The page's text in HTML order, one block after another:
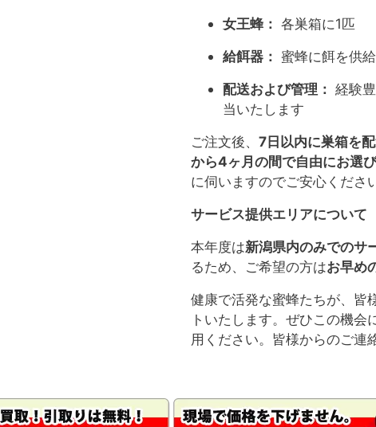
女王蜂： 各巣箱に1匹
給餌器： 蜜蜂に餌を供
配送および管理： 経験
当いたします
ご注文後、 7日以内に巣箱を
から4ヶ月の間で自由にお選
に伺いますのでご安心ください
サービス提供エリアについて
本年度は新潟県内のみでのサ
るため、ご希望の方はお早め
健康で活発な蜜蜂たちが、皆
トいたします。ぜひこの機
用ください。皆様からのご連